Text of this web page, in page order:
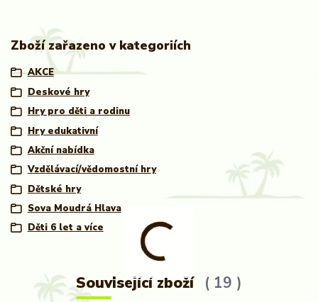
Zboží zařazeno v kategoriích
AKCE
Deskové hry
Hry pro děti a rodinu
Hry edukativní
Akční nabídka
Vzdělávací/vědomostní hry
Dětské hry
Sova Moudrá Hlava
Děti 6 let a více
Související zboží 19